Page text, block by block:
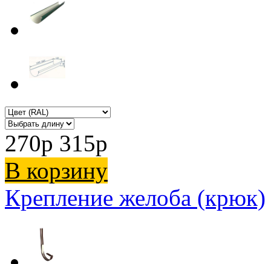
270p 315p
В корзину
Крепление желоба (крюк)